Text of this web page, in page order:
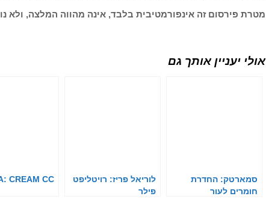
מטרת פירסום זה אינפורמטיבית בלבד, אינה מהווה המלצה, ולא
אולי יעניין אותך גם
סמארטק: החדרת
חומרים לעור
לוריאל פריז: רויטליפט
פילר
CREAM CC